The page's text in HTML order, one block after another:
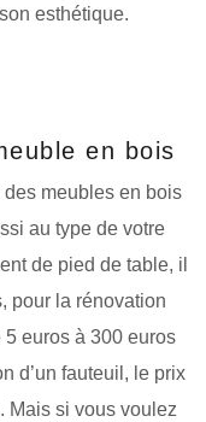
esthétique.
en bois
meubles en bois
au type de votre
de pied de table, il
pour la rénovation
5 euros à 300 euros
d’un fauteuil, le prix
Mais si vous voulez